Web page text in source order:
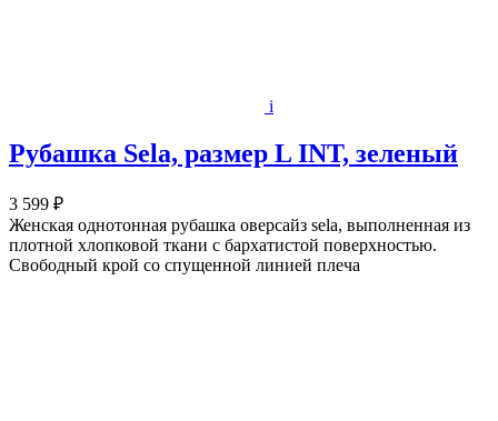
i
Рубашка Sela, размер L INT, зеленый
3 599 ₽
Женская однотонная рубашка оверсайз sela, выполненная из
плотной хлопковой ткани с бархатистой поверхностью.
Свободный крой со спущенной линией плеча